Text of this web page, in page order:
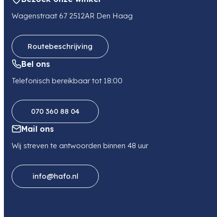
finance.nl@hama.com
0615077056
Wagenstraat 67 2512AR Den Haag
Routebeschrijving
Bel ons
Telefonisch bereikbaar tot 18:00
070 360 88 04
Mail ons
Wij streven te antwoorden binnen 48 uur
info@hafo.nl